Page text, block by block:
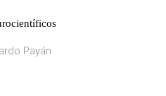
Payán